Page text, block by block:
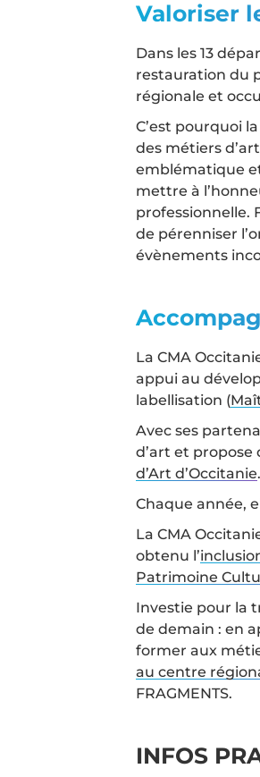
Valoriser
Dans les 13
restauration du
régionale et
C’est pourquoi
des métiers
emblématique
mettre à
professionnelle.
de pérenniser
évènements
La CMA
appui au
labellisation (
Avec ses
d’art et propose
d’Art d’Occitanie.
Chaque année,
La CMA
obtenu l’
Patrimoine
Investie pour la
de demain : en
former aux
au centre
FRAGMENTS.
INFOS